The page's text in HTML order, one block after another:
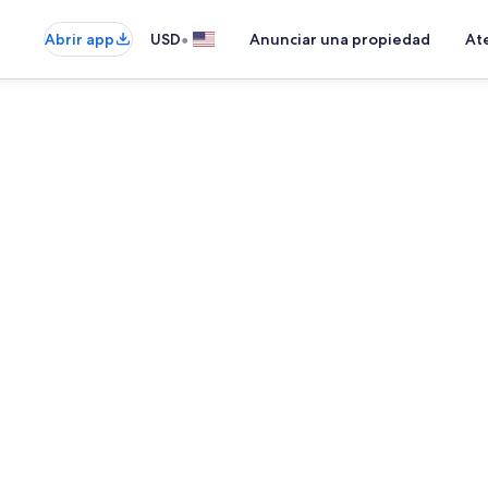
Abrir app USD• Anunciar una propiedad